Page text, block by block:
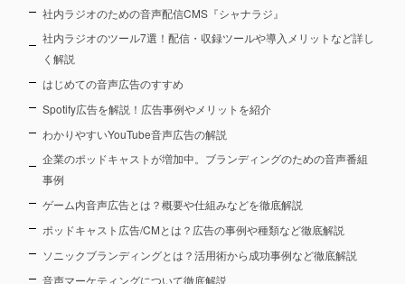
社内ラジオのための音声配信CMS『シャナラジ』
社内ラジオのツール7選！配信・収録ツールや導入メリットなど詳し
く解説
はじめての音声広告のすすめ
Spotify広告を解説！広告事例やメリットを紹介
わかりやすいYouTube音声広告の解説
企業のポッドキャストが増加中。ブランディングのための音声番組
事例
ゲーム内音声広告とは？概要や仕組みなどを徹底解説
ポッドキャスト広告/CMとは？広告の事例や種類など徹底解説
ソニックブランディングとは？活用術から成功事例など徹底解説
音声マーケティングについて徹底解説